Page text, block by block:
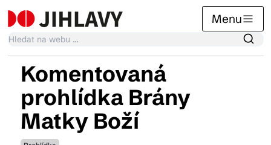
Menu
Kalendář akcí
Tradiční akce
Komentovaná
prohlídka Brány
Matky Boží